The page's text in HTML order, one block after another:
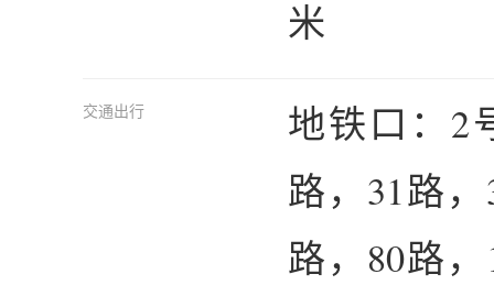
米
交通出行
地铁口：2
路，31路
路，80路